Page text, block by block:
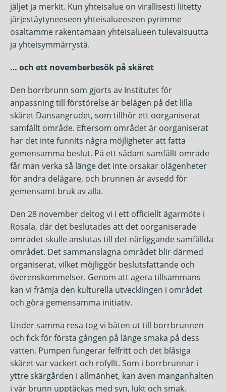
jäljet ja merkit. Kun yhteisalue on virallisesti liitetty
järjestäytyneeseen yhteisalueeseen pyrimme
osaltamme rakentamaan yhteisalueen tulevaisuutta
ja yhteisymmärrystä.
… och ett novemberbesök på skäret
Den borrbrunn som gjorts av Institutet för
anpassning till förstörelse är belägen på det lilla
skäret Dansangrudet, som tillhör ett oorganiserat
samfällt område. Eftersom området är oorganiserat
har det inte funnits några möjligheter att fatta
gemensamma beslut. På ett sådant samfällt område
får man verka så länge det inte orsakar olägenheter
för andra delägare, och brunnen är avsedd för
gemensamt bruk av alla.
Den 28 november deltog vi i ett officiellt ägarmöte i
Rosala, där det beslutades att det oorganiserade
området skulle anslutas till det närliggande samfällda
området. Det sammanslagna området blir därmed
organiserat, vilket möjliggör beslutsfattande och
överenskommelser. Genom att agera tillsammans
kan vi främja den kulturella utvecklingen i området
och göra gemensamma initiativ.
Under samma resa tog vi båten ut till borrbrunnen
och fick för första gången på länge smaka på dess
vatten. Pumpen fungerar felfritt och det blåsiga
skäret var vackert och rofyllt. Som i borrbrunnar i
yttre skärgården i allmänhet, kan även manganhalten
i vår brunn upptäckas med syn, lukt och smak.